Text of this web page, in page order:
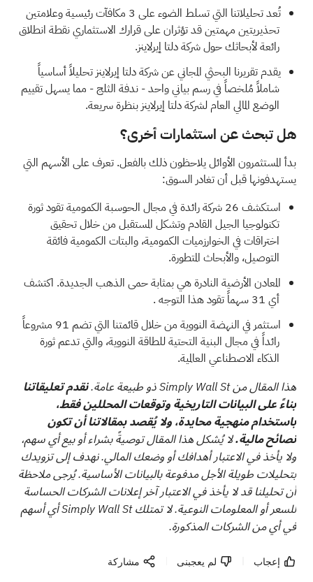
تُعد تحليلاتنا التي تسلط الضوء على
3 مكافآت رئيسية وعلامتين
تحذيريتين مهمتينقد تؤثران على قرارك الاستثماري نقطة انطلاق
رائعة لأبحاثك حول شركة دلتا إيرلاينز.
يقدم تقريرنا البحثي المجاني عن شركة دلتا إيرلاينز تحليلاً أساسياً
شاملاً مُلخصاً في رسم بياني واحد - ندفة الثلج - مما يسهل تقييم
الوضع المالي العام لشركة دلتا إيرلاينز بنظرة سريعة.
هل تبحث عن استثمارات أخرى؟
بدأ المستثمرون الأوائل يلاحظون ذلك بالفعل. تعرف على الأسهم التي
يستهدفونها قبل أن تغادر السوق:
استكشف 26 شركة رائدة في مجال الحوسبة الكمومية
تقود ثورة
تكنولوجيا الجيل القادم وتشكل المستقبل من خلال تحقيق
اختراقات في الخوارزميات الكمومية، والبتات الكمومية فائقة
التوصيل، والأبحاث المتطورة.
المعادن الأرضية النادرة هي بمثابة حمى الذهب الجديدة. اكتشف
أي 31 سهماً تقود هذا التوجه
.
استثمر في النهضة النووية من خلال قائمتنا التي تضم
91 مشروعاً
رائداً في مجال البنية التحتية للطاقة النووية، والتيتدعم ثورة
الذكاء الاصطناعي العالمية.
هذا المقال من Simply Wall St ذو طبيعة عامة.
نقدم تعليقاتنا
بناءً على البيانات التاريخية وتوقعات المحللين فقط،
باستخدام منهجية محايدة، ولا يُقصد بمقالاتنا أن تكون
نصائح مالية.لا يُشكل هذا المقال توصيةً بشراء أو بيع أي سهم،
ولا يأخذ في الاعتبار أهدافك أو وضعك المالي. نهدف إلى تزويدك
بتحليلات طويلة الأجل مدفوعة بالبيانات الأساسية. يُرجى ملاحظة
أن تحليلنا قد لا يأخذ في الاعتبار آخر إعلانات الشركات الحساسة
للسعر أو المعلومات النوعية. لا تمتلك Simply Wall St أي أسهم
في أي من الشركات المذكورة.
إعجاب لم يعجبنى مشاركة